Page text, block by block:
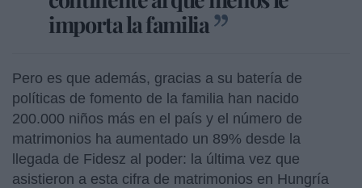
importa la familia
Pero es que además, gracias a su batería de
políticas de fomento de la familia han nacido
200.000 niños más en el país y el número de
matrimonios ha aumentado un 89% desde la
llegada de Fidesz al poder: la última vez que
asistieron a esta cifra de matrimonios en Hungría